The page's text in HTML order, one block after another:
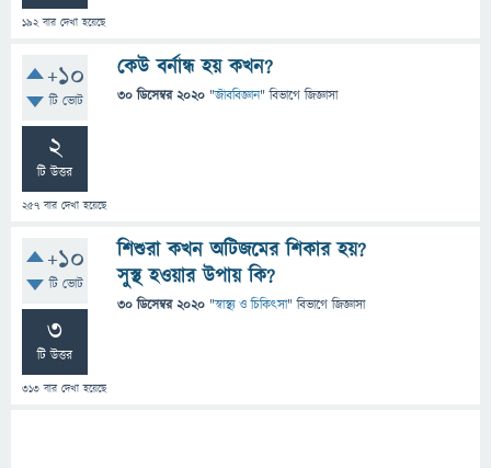
192বার দেখা হয়েছে
+10
টি ভোট
2
টি উত্তর
257 বার দেখা হয়েছে
কেউ বর্নান্ধ হয় কখন?
30 ডিসেম্বর 2020 "জীববিজ্ঞান" বিভাগে জিজ্ঞাসা
+10
টি ভোট
3
টি উত্তর
313 বার দেখা হয়েছে
শিশুরা কখন অটিজমের শিকার হয়?
সুস্থ হওয়ার উপায় কি?
30 ডিসেম্বর 2020 "স্বাস্থ্য ও চিকিৎসা" বিভাগে জিজ্ঞাসা